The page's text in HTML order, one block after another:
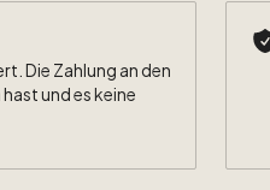
Die Zahlung an den
und es keine